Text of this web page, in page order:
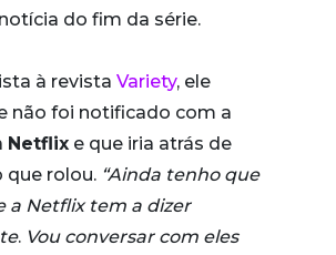
do fim da série.
à revista Variety, ele
não foi notificado com a
Netflix e que iria atrás de
que rolou. “Ainda tenho que
a Netflix tem a dizer
. Vou conversar com eles